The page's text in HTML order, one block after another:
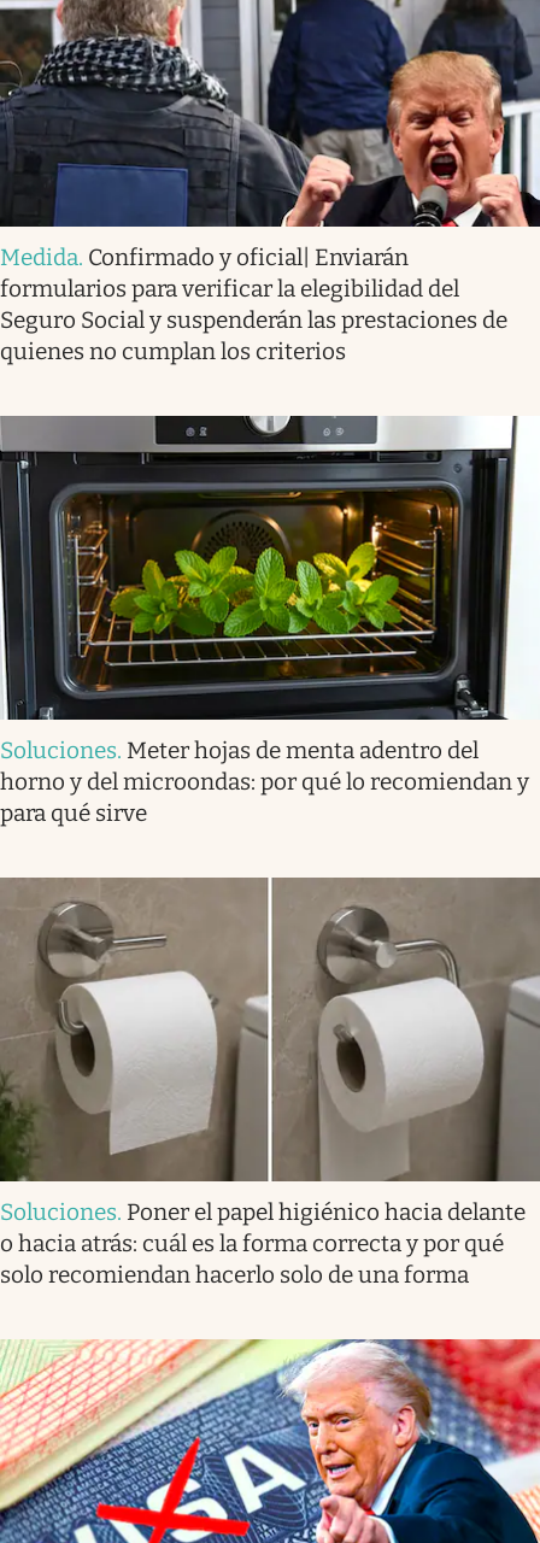
Medida. Confirmado y oficial| Enviarán
formularios para verificar la elegibilidad del
Seguro Social y suspenderán las prestaciones de
quienes no cumplan los criterios
Soluciones. Meter hojas de menta adentro del
horno y del microondas: por qué lo recomiendan y
para qué sirve
Soluciones. Poner el papel higiénico hacia delante
o hacia atrás: cuál es la forma correcta y por qué
solo recomiendan hacerlo solo de una forma